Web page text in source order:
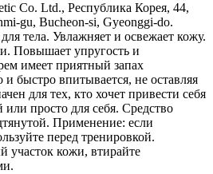
Co. Ltd., Республика Корея, 44,
gu, Bucheon-si, Gyeonggi-do.
тела. Увлажняет и освежает кожу.
Повышает упругость и
имеет приятный запах
быстро впитывается, не оставляя
для тех, кто хочет привести себя
или просто для себя. Средство
Применение: если
перед тренировкой.
участок кожи, втирайте